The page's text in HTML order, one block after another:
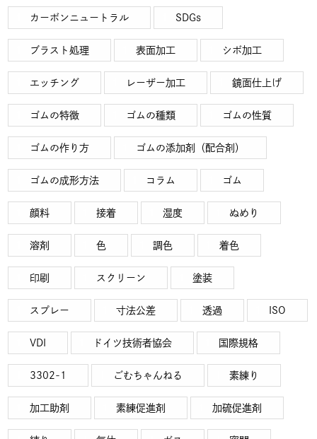
カーボンニュートラル SDGs
ブラスト処理 表面加工 シボ加工
エッチング レーザー加工 鏡面仕上げ
ゴムの特徴 ゴムの種類 ゴムの性質
ゴムの作り方 ゴムの添加剤（配合剤）
ゴムの成形方法 コラム ゴム
顔料 接着 湿度 ぬめり
溶剤 色 調色 着色
印刷 スクリーン 塗装
スプレー 寸法公差 透過 ISO
VDI ドイツ技術者協会 国際規格
3302-1 ごむちゃんねる 素練り
加工助剤 素練促進剤 加硫促進剤